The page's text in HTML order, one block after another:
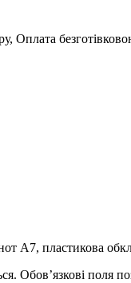
Оплата
А7, пластикова
Обов’язкові поля